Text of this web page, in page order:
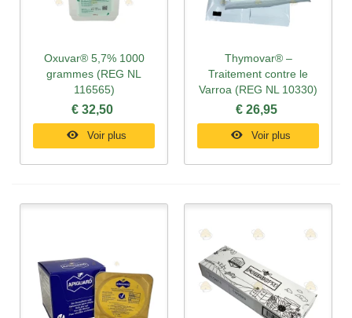
Oxuvar® 5,7% 1000
grammes (REG NL
116565)
€ 32,50
Voir plus
Thymovar® –
Traitement contre le
Varroa (REG NL 10330)
€ 26,95
Voir plus